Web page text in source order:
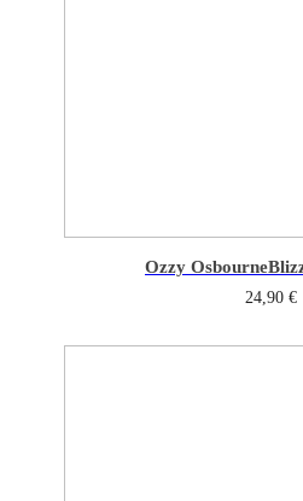
Ozzy Osbourne
24,90 €